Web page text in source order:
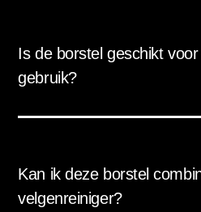
Is de borstel geschikt
gebruik?
Kan ik deze borstel
velgenreiniger?